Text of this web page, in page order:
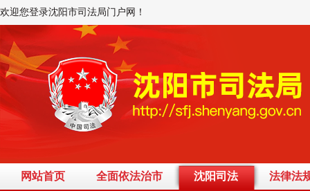
欢迎您登录沈阳市司法局门户网！
网站首页 全面依法治市 沈阳司法 法律法